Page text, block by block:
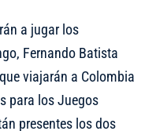
a jugar los
Fernando Batista
viajarán a Colombia
para los Juegos
presentes los dos